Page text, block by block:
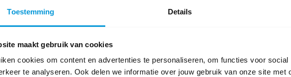
Toestemming Details
maakt gebruik van cookies
cookies om content en advertenties te personaliseren, om functies voor
te analyseren. Ook delen we informatie over jouw gebruik van onze site met